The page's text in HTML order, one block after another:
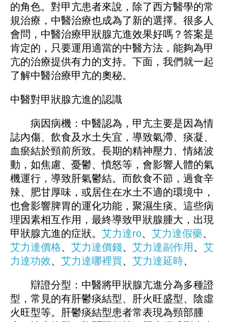
的角色。對甲亢患者來說，除了西方醫學的常
規治療，中醫治療也成為了新的選擇。很多人
會問，中醫治療甲狀腺亢進效果好嗎？答案是
肯定的，只要運用適當的中醫方法，能夠為甲
亢的治療提供有力的支持。下面，我們就一起
了解中醫治療甲亢的奧秘。
中醫對甲狀腺亢進的認識
病因病機：中醫認為，甲亢主要是因為情
誌內傷、飲食及水土失宜，導致氣滯、痰凝、
血瘀結於頸前所致。長期的精神壓力、情緒波
動，如焦慮、憂鬱、憤怒等，會影響人體的氣
機運行，導致肝氣鬱結。而飲食不節，過食辛
辣、肥甘厚味，或居住在水土不適的環境中，
也會影響脾胃的運化功能，聚濕生痰。這些病
理因素相互作用，最終導致甲狀腺腫大，出現
甲狀腺亢進的症狀。 艾力達ro、 艾力達假藥、
艾力達價格、 艾力達價錢、 艾力達副作用 、 艾
力達功效、 艾力達哪裡買、 艾力達延時、
辯證分型：中醫將甲狀腺亢進分為多種證
型，常見的有肝鬱痰結型、肝火旺盛型、陰虛
火旺型等。肝鬱痰結型患者常表現為頸部腫